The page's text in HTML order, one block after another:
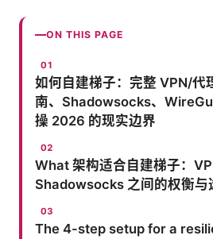
ON THIS PAGE
如何自建梯子：完整 VPN/代
南、Shadowsocks、
操 2026 的现实边界
What 架构适合自建梯子：
Shadowsocks 之间的权衡与
The 4-step setup for a